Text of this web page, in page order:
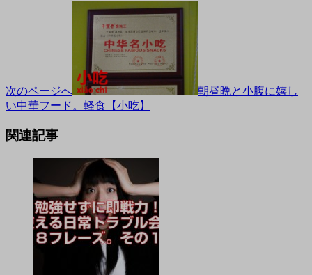
次のページへ
朝昼晩と小腹に嬉し
い中華フード。軽食【小吃】
関連記事